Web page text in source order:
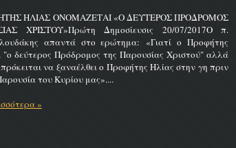
ΗΛΙΑΣ ΟΝΟΜΑΖΕΤΑΙ «Ο ΔΕΥΤΕΡΟΣ ΠΡΟΔΡΟΜΟΣ
ΧΡΙΣΤΟΥ»Πρώτη Δημοσίευσις 20/07/2017Ο π.
απαντά στο ερώτημα: «Γιατί ο Προφήτης
"ο δεύτερος Πρόδρομος της Παρουσίας Χριστού" αλλά
να ξαναέλθει ο Προφήτης Ηλίας στην γη πριν
του Κυρίου μας»....
»